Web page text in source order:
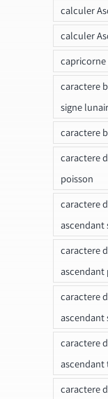
calculer
calculer
capricorne
caractere
signe
caractere
caractere
poisson
caractere
ascendant
caractere
ascendant
caractere
ascendant
caractere
ascendant
caractere